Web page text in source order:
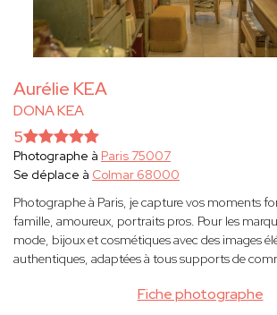
Aurélie KEA
DONA KEA
Fiche photographe
5
Photographe à Paris 75007
Se déplace à Colmar 68000
Photographe à Paris, je capture vos moments
famille, amoureux, portraits pros. Pour les
mode, bijoux et cosmétiques avec des images
authentiques, adaptées à tous supports de